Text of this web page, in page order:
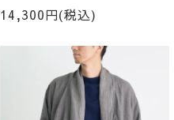
14,300円(税込)